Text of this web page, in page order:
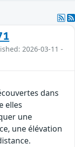
2026-03-11 -
dans
elles
une
une élévation